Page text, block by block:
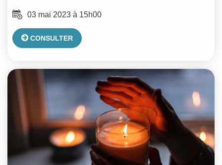
03 mai 2023 à 15h00
CONSULTER